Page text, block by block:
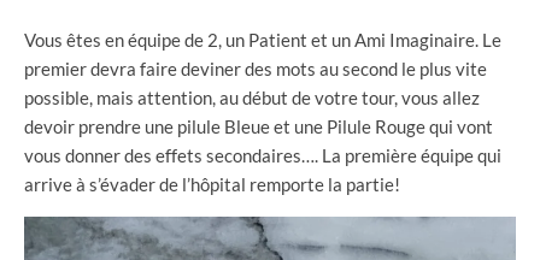
Vous êtes en équipe de 2, un Patient et un Ami Imaginaire. Le
premier devra faire deviner des mots au second le plus vite
possible, mais attention, au début de votre tour, vous allez
devoir prendre une pilule Bleue et une Pilule Rouge qui vont
vous donner des effets secondaires…. La première équipe qui
arrive à s’évader de l’hôpital remporte la partie!